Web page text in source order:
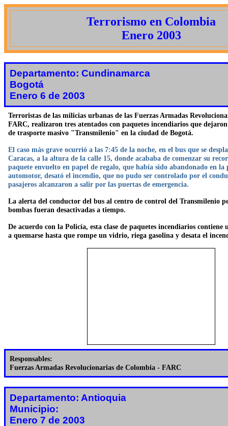
Terrorismo en Colombia
Enero 2003
Departamento: Cundinamarca
Bogotá
Enero 6 de 2003
Terroristas de las milicias urbanas de las Fuerzas Armadas
FARC, realizaron tres atentados con paquetes incendiarios que dejaron
de trasporte masivo "Transmilenio" en la ciudad de Bogotá.
El caso más grave ocurrió a las 7:45 de la noche, en el bus que se
Caracas, a la altura de la calle 15, donde acababa de comenzar su
paquete envuelto en papel de regalo, que había sido abandonado en la
automotor, desató el incendio, que no pudo ser controlado por el
pasajeros alcanzaron a salir por las puertas de emergencia.
La alerta del conductor del bus al centro de control del Transmilenio
bombas fueran desactivadas a tiempo.
De acuerdo con la Policía, esta clase de paquetes incendiarios contiene
a quemarse hasta que rompe un vidrio, riega gasolina y desata el
Responsables:
Fuerzas Armadas Revolucionarias de Colombia - FARC
Departamento: Antioquia
Municipio:
Enero 7 de 2003